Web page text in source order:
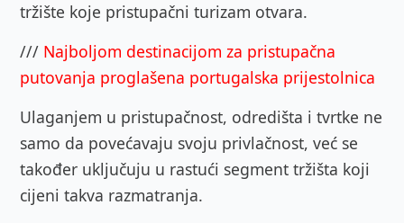
tržište koje pristupačni turizam otvara.
/// Najboljom destinacijom za pristupačna
putovanja proglašena portugalska prijestolnica
Ulaganjem u pristupačnost, odredišta i tvrtke ne
samo da povećavaju svoju privlačnost, već se
također uključuju u rastući segment tržišta koji
cijeni takva razmatranja.